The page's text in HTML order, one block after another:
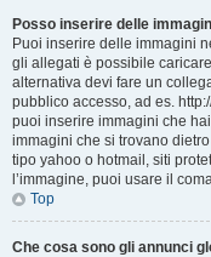
Posso inserire delle
Puoi inserire delle immagini
gli allegati è possibile
alternativa devi fare un
pubblico accesso, ad es.
puoi inserire immagini che
immagini che si trovano
tipo yahoo o hotmail, siti
l’immagine, puoi usare il
Top
Che cosa sono gli annunci